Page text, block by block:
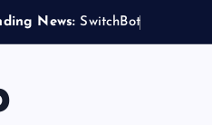
News: Switch Bot